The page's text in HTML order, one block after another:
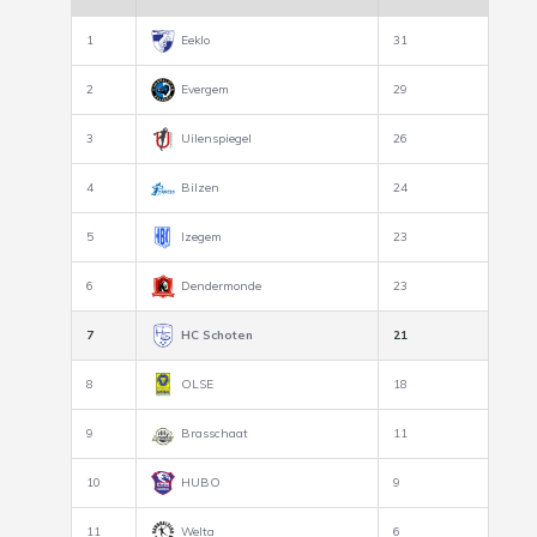
1 Eeklo 31
2 Evergem 29
3 Uilenspiegel 26
4 Bilzen 24
5 Izegem 23
6 Dendermonde 23
7 HC Schoten 21
8 OLSE 18
9 Brasschaat 11
10 HUBO 9
11 Welta 6